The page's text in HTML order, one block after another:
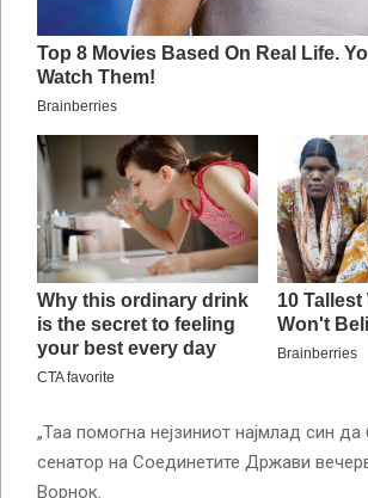
„Таа помогна нејзиниот најмлад син
сенатор на Соединетите Држави
Ворнок.